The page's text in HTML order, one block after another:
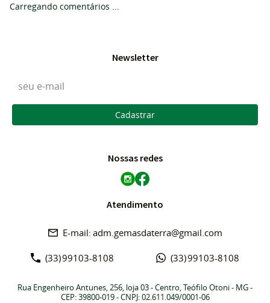
Carregando comentários ...
Newsletter
Cadastrar
Nossas redes
Atendimento
(33)99103-8108 (33)99103-8108
adm.gemasdaterra@gmail.com
Rua Engenheiro Antunes, 256, loja 03-Centro, Teófilo Otoni- MG-
CEP: 39800-019- CNPJ: 02.611.049/0001-06